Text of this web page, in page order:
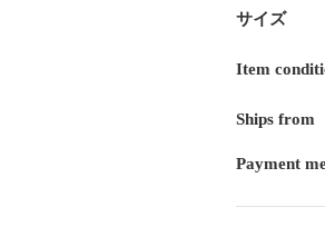
サイズ
Item
Ships from
Payment